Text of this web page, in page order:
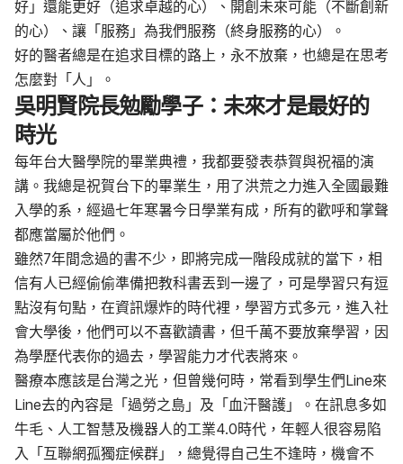
好」還能更好（追求卓越的心）、開創未來可能（不斷創新
的心）、讓「服務」為我們服務（終身服務的心）。
好的醫者總是在追求目標的路上，永不放棄，也總是在思考
怎麼對「人」。
吳明賢院長勉勵學子：未來才是最好的
時光
每年台大醫學院的畢業典禮，我都要發表恭賀與祝福的演
講。我總是祝賀台下的畢業生，用了洪荒之力進入全國最難
入學的系，經過七年寒暑今日學業有成，所有的歡呼和掌聲
都應當屬於他們。
雖然7年間念過的書不少，即將完成一階段成就的當下，相
信有人已經偷偷準備把教科書丟到一邊了，可是學習只有逗
點沒有句點，在資訊爆炸的時代裡，學習方式多元，進入社
會大學後，他們可以不喜歡讀書，但千萬不要放棄學習，因
為學歷代表你的過去，學習能力才代表將來。
醫療本應該是台灣之光，但曾幾何時，常看到學生們Line來
Line去的內容是「過勞之島」及「血汗醫護」。在訊息多如
牛毛、人工智慧及機器人的工業4.0時代，年輕人很容易陷
入「互聯網孤獨症候群」，總覺得自己生不逢時，機會不